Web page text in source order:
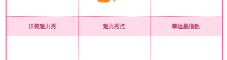
洋装魅力秀 魅力秀点 幸运星指数